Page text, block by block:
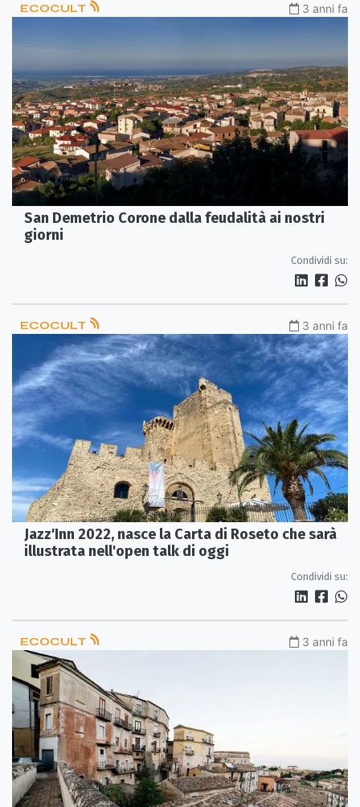
ECOCULT 3 anni fa
San Demetrio Corone dalla feudalità ai nostri
giorni
Condividi su:
ECOCULT 3 anni fa
Jazz'Inn 2022, nasce la Carta di Roseto che sarà
illustrata nell'open talk di oggi
Condividi su:
ECOCULT 3 anni fa